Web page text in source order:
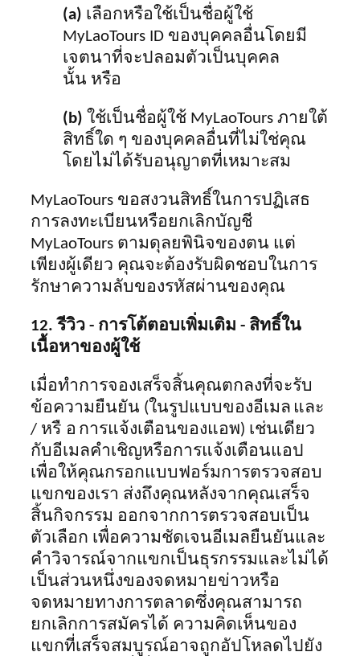
(a) เลือกหรือใช้เป็นชื่อผู้ใช้
MyLaoTours ID ของบุคคลอื่นโดยมี
เจตนาที่จะปลอมตัวเป็นบุคคล
นั้น หรือ
(b) ใช้เป็นชื่อผู้ใช้ MyLaoTours ภายใต้
สิทธิ์ใด ๆ ของบุคคลอื่นที่ไม่ใช่คุณ
โดยไม่ได้รับอนุญาตที่เหมาะสม
MyLaoTours ขอสงวนสิทธิ์ในการปฏิเสธ
การลงทะเบียนหรือยกเลิกบัญชี
MyLaoTours ตามดุลยพินิจของตน แต่
เพียงผู้เดียว คุณจะต้องรับผิดชอบในการ
รักษาความลับของรหัสผ่านของคุณ
12. รีวิว - การโต้ตอบเพิ่มเติม - สิทธิ์ใน
เนื้อหาของผู้ใช้
เมื่อทำการจองเสร็จสิ้นคุณตกลงที่จะรับ
ข้อความยืนยัน (ในรูปแบบของอีเมล และ
/ หรื อ การแจ้งเตือนของแอพ) เช่นเดียว
กับอีเมลคำเชิญหรือการแจ้งเตือนแอป
เพื่อให้คุณกรอกแบบฟอร์มการตรวจสอบ
แขกของเรา ส่งถึงคุณหลังจากคุณเสร็จ
สิ้นกิจกรรม ออกจากการตรวจสอบเป็น
ตัวเลือก เพื่อความชัดเจนอีเมลยืนยันและ
คำวิจารณ์จากแขกเป็นธุรกรรมและไม่ได้
เป็นส่วนหนึ่งของจดหมายข่าวหรือ
จดหมายทางการตลาดซึ่งคุณสามารถ
ยกเลิกการสมัครได้ ความคิดเห็นของ
แขกที่เสร็จสมบูรณ์อาจถูกอัปโหลดไปยัง